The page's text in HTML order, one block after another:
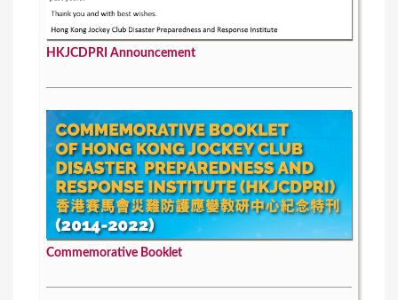
HKJCDPRI Announcement
Commemorative Booklet